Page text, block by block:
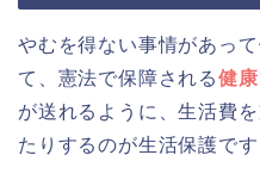
やむを得ない事情があっ
て、憲法で保障される健
が送れるように、生活費
たりするのが生活保護です